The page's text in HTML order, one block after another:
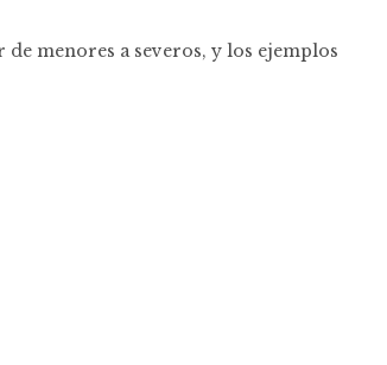
menores a severos, y los ejemplos